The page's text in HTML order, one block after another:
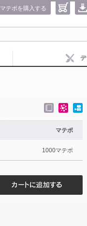
マテポを購入する
マテポ
1000マテポ